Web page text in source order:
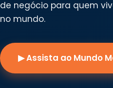
de negócio para quem
no mundo.
▶ Assista ao Mundo